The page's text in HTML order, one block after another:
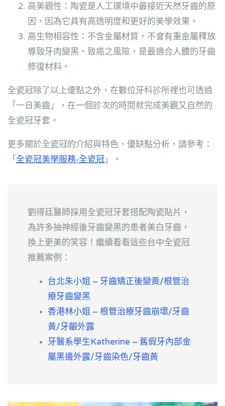
高美觀性：陶瓷是人工環境中最接近天然牙齒的原
因，因為它具有高透明度和更好的美學效果。
高生物相容性：不含金屬材質，不會有重金屬釋放
導致牙肉變黑、致癌之風險，是最適合人體的牙齒
修復材料。
全瓷冠除了以上優點之外，在數位牙科診所裡也可透過
「一日美齒」，在一個診次的時間就完成美觀又自然的
全瓷冠牙套。
更多關於全瓷冠的介紹與特色、優缺點分析，請參考：
「全瓷冠美學服務-全瓷冠」。
劉得廷醫師採用全瓷冠牙套搭配陶瓷貼片，
為許多抽神經後牙齒變黑的患者美白牙齒，
換上更美的笑容！繼續看看這些台中全瓷冠
推薦案例：
台北朱小姐 – 牙齒矯正後變黃/根管治
療牙齒變黑
香港林小姐 – 根管治療牙齒崩壞/牙齒
黃/牙齦外露
牙醫系學生Katherine – 舊假牙內部金
屬黑邊外露/牙齒染色/牙齒黃